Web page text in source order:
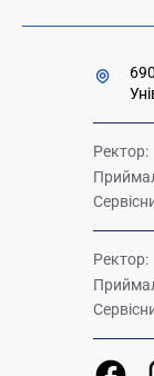
Ректор:
Ректор: